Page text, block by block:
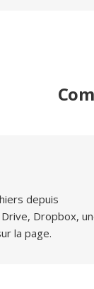
depuis
Dropbox,
la page.